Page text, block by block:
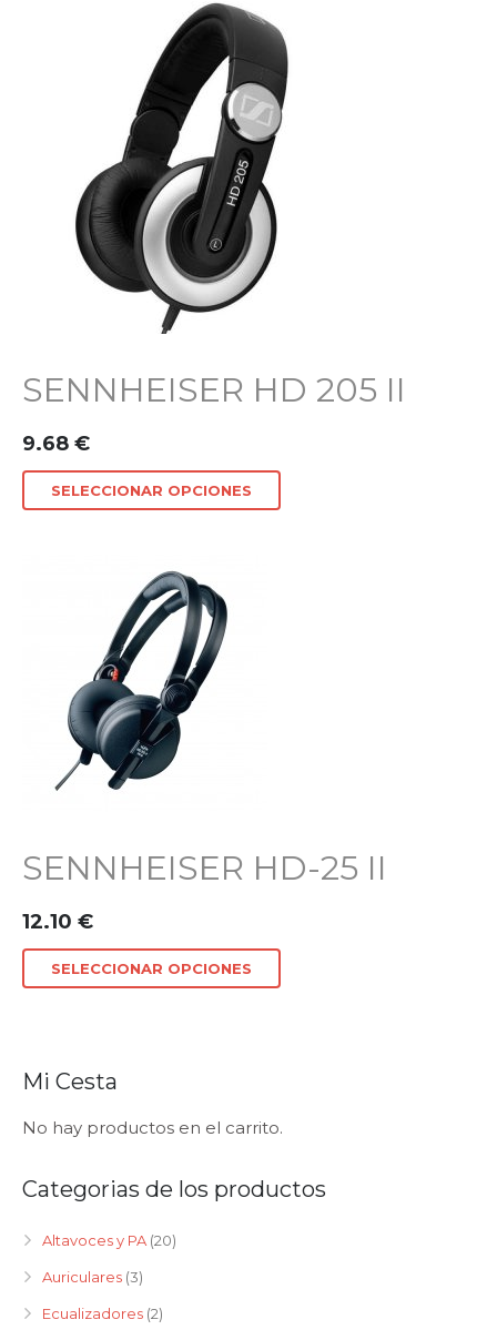
SENNHEISER HD 205 II
9.68 €
SELECCIONAR OPCIONES
SENNHEISER HD-25 II
12.10 €
SELECCIONAR OPCIONES
Mi Cesta
No hay productos en el carrito.
Categorias de los productos
Altavoces y PA (20)
Auriculares (3)
Ecualizadores (2)